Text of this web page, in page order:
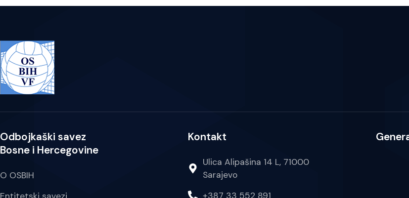
Odbojkaški savez
Bosne i Hercegovine
O OSBIH
Kontakt
Ulica Alipašina 14 L, 71000
Sarajevo
+387 33 552 891